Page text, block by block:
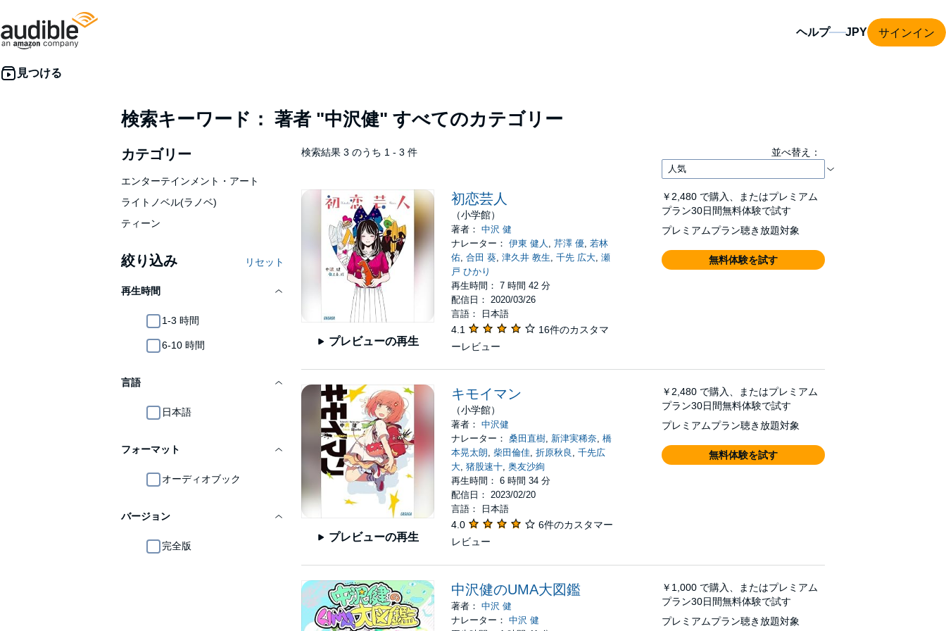
ヘルプ サインイン
検索キーワード： 著者 "中沢健" すべてのカテゴリー
カテゴリー
エンターテインメント・アート
ライトノベル(ラノベ)
ティーン
絞り込み リセット
再生時間
1-3 時間
6-10 時間
言語
日本語
フォーマット
オーディオブック
バージョン
完全版
検索結果 3 のうち 1 - 3 件 並べ替え：
プレビューの再生
初恋芸人
（小学館）
著者：中沢 健
ナレーター：伊東 健人 ,芹澤 優,若林
佑,合田 葵,津久井 教生,千先 広大,瀬
戸 ひかり
再生時間： 7 時間 42 分
配信日： 2020/03/26
言語： 日本語
4.1
16件のカスタマ
ーレビュー
￥2,480 で購入、またはプレミアム
プラン30日間無料体験で試す
プレミアムプラン聴き放題対象
無料体験を試す
プレビューの再生
キモイマン
（小学館）
著者：中沢健
ナレーター：桑田直樹, 新津実稀奈,橋
本晃太朗,柴田倫佳,折原秋良 ,千先広
大,猪股速十,奥友沙絢
再生時間： 6 時間 34 分
配信日： 2023/02/20
言語： 日本語
4.0
6件のカスタマー
レビュー
￥2,480 で購入、またはプレミアム
プラン30日間無料体験で試す
プレミアムプラン聴き放題対象
無料体験を試す
中沢健のUMA大図鑑
著者：中沢 健
ナレーター：中沢 健
￥1,000 で購入、またはプレミアム
プラン30日間無料体験で試す
プレミアムプラン聴き放題対象